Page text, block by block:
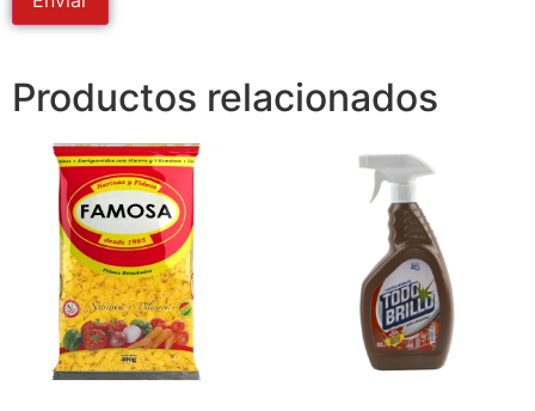
Productos relacionados